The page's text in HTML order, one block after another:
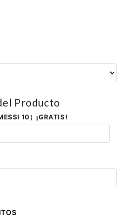
Producto
10）¡GRATIS!